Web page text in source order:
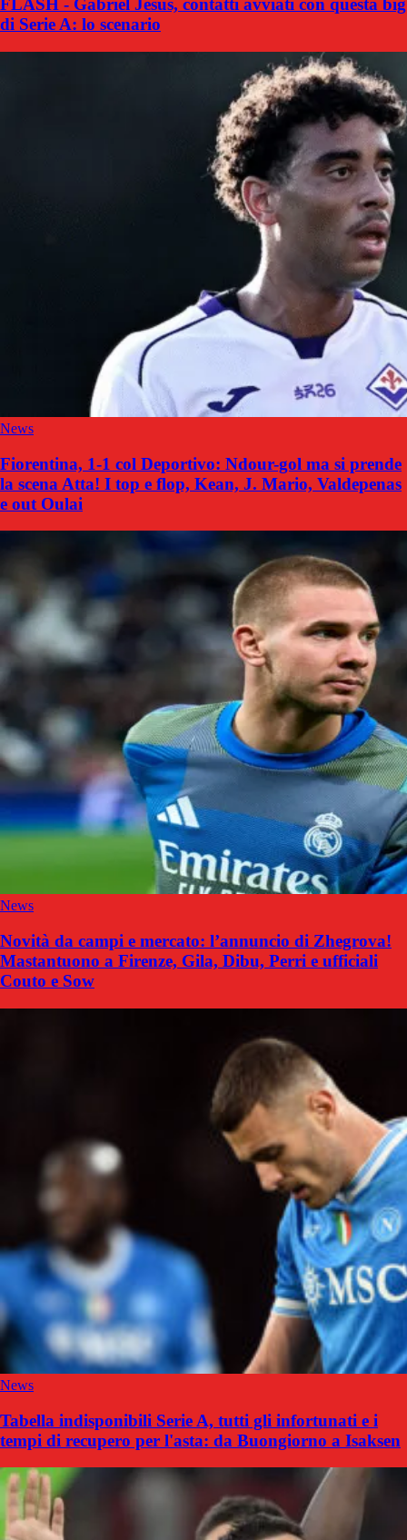
FLASH - Gabriel Jesus, contatti avviati con questa big
di Serie A: lo scenario
News
Fiorentina, 1-1 col Deportivo: Ndour-gol ma si prende
la scena Atta! I top e flop, Kean, J. Mario, Valdepenas
e out Oulai
News
Novità da campi e mercato: l’annuncio di Zhegrova!
Mastantuono a Firenze, Gila, Dibu, Perri e ufficiali
Couto e Sow
News
Tabella indisponibili Serie A, tutti gli infortunati e i
tempi di recupero per l'asta: da Buongiorno a Isaksen